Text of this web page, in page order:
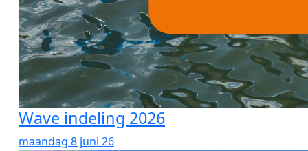
Wave indeling 2026
maandag 8 juni 26